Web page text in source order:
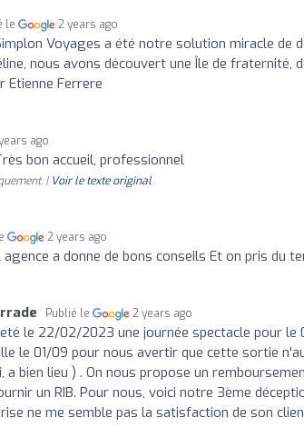
le 2 years ago
Voyages a été notre solution miracle de
nous avons découvert une Île de fraternité,
Etienne Ferrere
ago
bon accueil, professionnel
| Voir le texte original
2 years ago
agence a donne de bons conseils Et on pris du
Publié le 2 years ago
le 22/02/2023 une journée spectacle pour le
le 01/09 pour nous avertir que cette sortie
a bien lieu ) . On nous propose un
un RIB. Pour nous, voici notre 3ème
ne me semble pas la satisfaction de son